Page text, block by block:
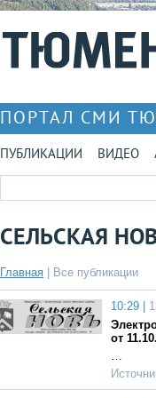
ПОРТАЛ СМИ
ПУБЛИКАЦИИ ВИДЕО
СЕЛЬСКАЯ
Главная Все публикации
10:29 |
от
…